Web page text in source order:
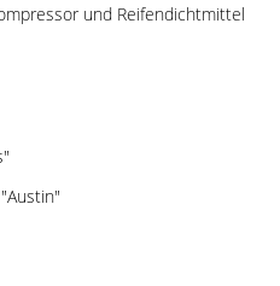
und Reifendichtmittel